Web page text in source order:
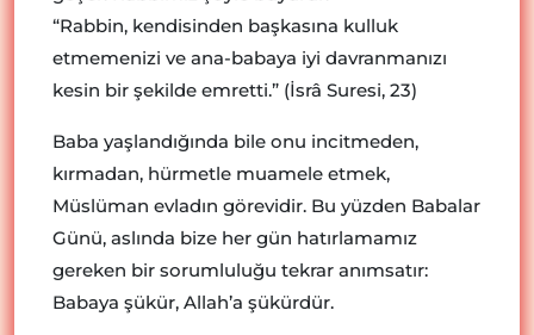
“Rabbin, kendisinden başkasına kulluk
etmemenizi ve ana-babaya iyi davranmanızı
kesin bir şekilde emretti.” (İsrâ Suresi, 23)
Baba yaşlandığında bile onu incitmeden,
kırmadan, hürmetle muamele etmek,
Müslüman evladın görevidir. Bu yüzden Babalar
Günü, aslında bize her gün hatırlamamız
gereken bir sorumluluğu tekrar anımsatır:
Babaya şükür, Allah’a şükürdür.